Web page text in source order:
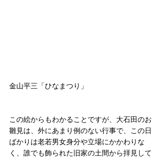
金山平三「ひなまつり」
この絵からもわかることですが、大石田のお
雛見は、外にあまり例のない行事で、この日
ばかりは老若男女身分や立場にかかわりな
く、誰でも飾られた旧家の土間から拝見して